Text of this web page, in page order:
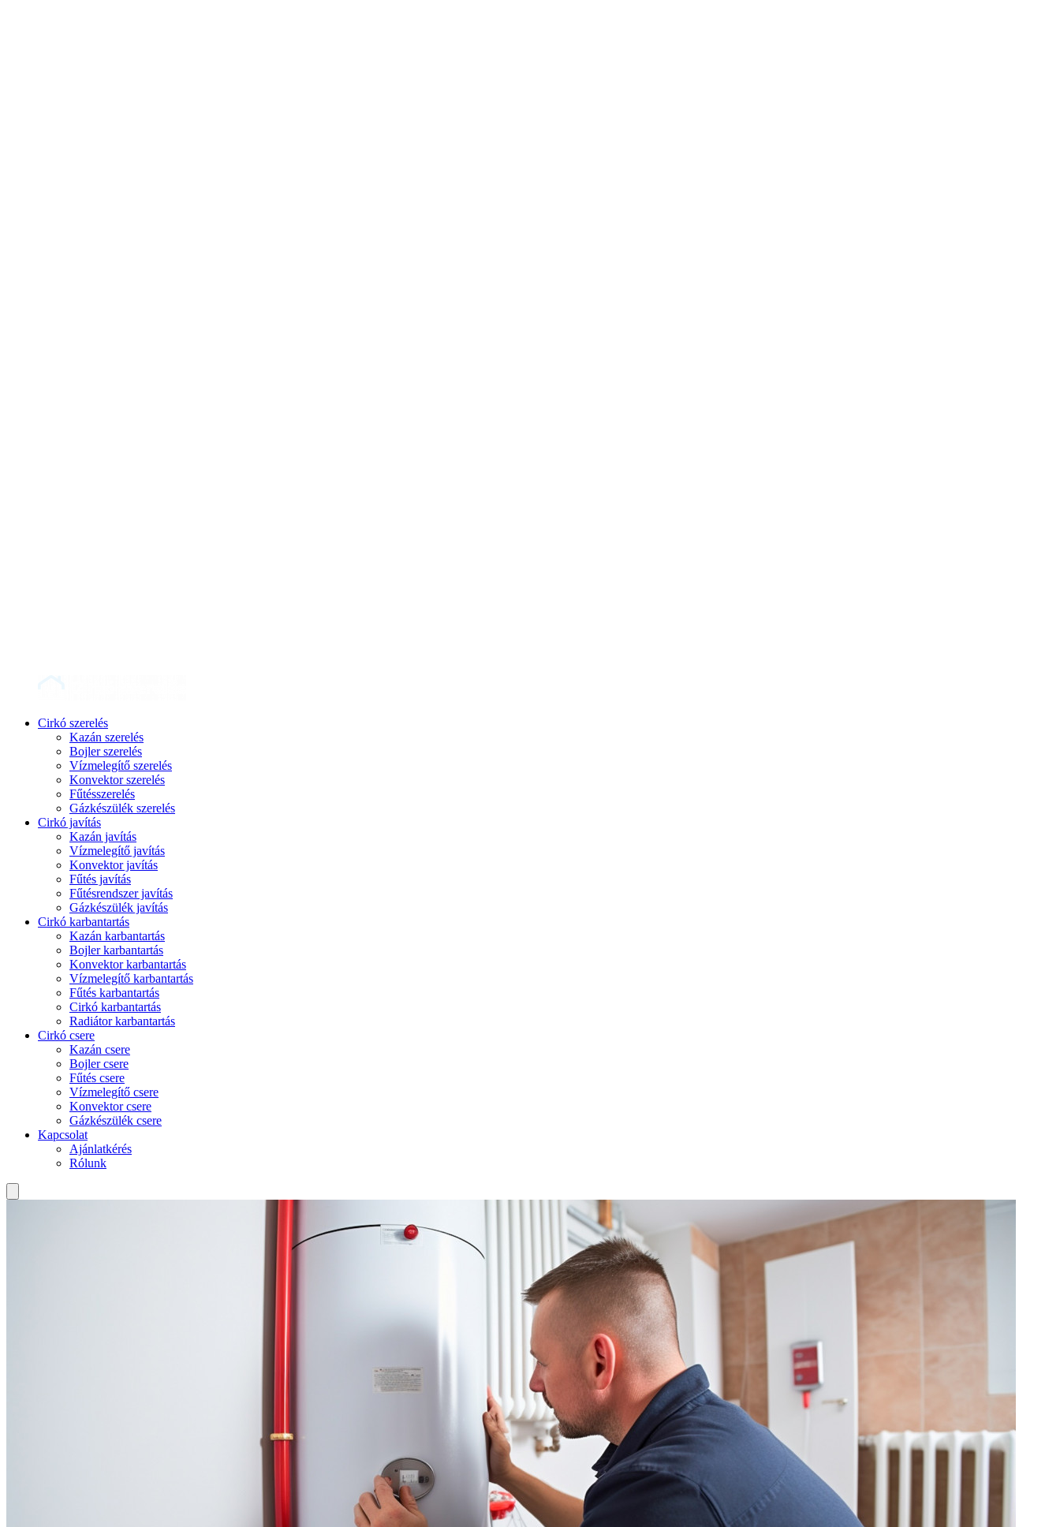
Cirkó szerelés
Kazán szerelés
Bojler szerelés
Vízmelegítő szerelés
Konvektor szerelés
Fűtésszerelés
Gázkészülék szerelés
Cirkó javítás
Kazán javítás
Vízmelegítő javítás
Konvektor javítás
Fűtés javítás
Fűtésrendszer javítás
Gázkészülék javítás
Cirkó karbantartás
Kazán karbantartás
Bojler karbantartás
Konvektor karbantartás
Vízmelegítő karbantartás
Fűtés karbantartás
Cirkó karbantartás
Radiátor karbantartás
Cirkó csere
Kazán csere
Bojler csere
Fűtés csere
Vízmelegítő csere
Konvektor csere
Gázkészülék csere
Kapcsolat
Ajánlatkérés
Rólunk